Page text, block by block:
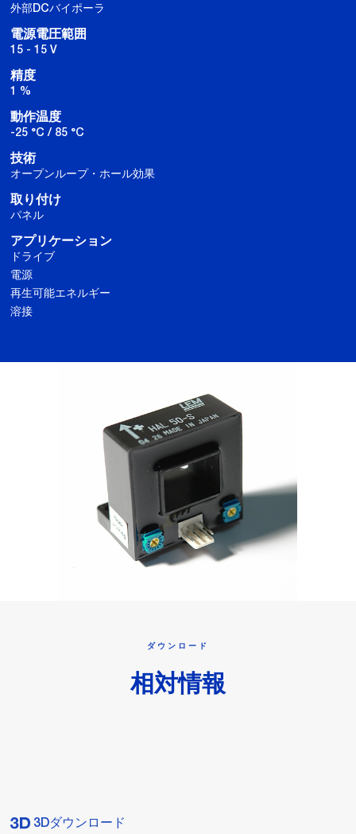
外部DCバイポーラ
電源電圧範囲
15 - 15 V
精度
1 %
動作温度
-25 °C / 85 °C
技術
オープンループ・ホール効果
取り付け
パネル
アプリケーション
ドライブ
電源
再生可能エネルギー
溶接
ダウンロード
相対情報
3Dダウンロード